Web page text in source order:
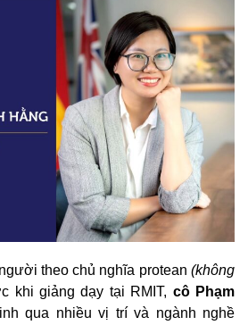
theo chủ nghĩa protean (không
khi giảng dạy tại RMIT, cô Phạm
qua nhiều vị trí và ngành nghề